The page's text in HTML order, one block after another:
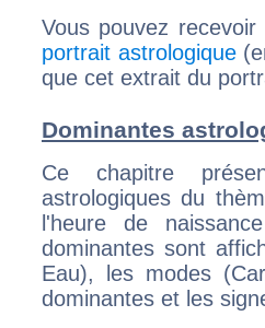
Vous pouvez
portrait astrologique
que cet extrait du
Dominantes
Ce chapitre
astrologiques du
l'heure de
dominantes sont
Eau), les modes
dominantes et les